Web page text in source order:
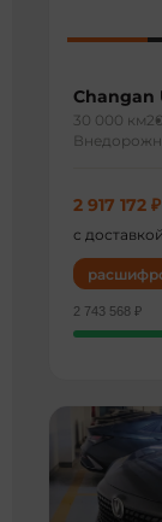
Changan
30 000 км
2 917 172 ₽
с
2 743 568 ₽